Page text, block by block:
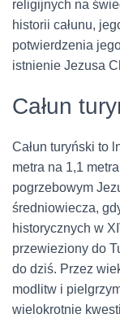
religijnych na
historii całunu,
potwierdzenia
istnienie Jezusa
Całun
Całun turyński to
metra na 1,1
pogrzebowym
średniowiecza,
historycznych w
przewieziony do
do dziś. Przez
modlitw i
wielokrotnie